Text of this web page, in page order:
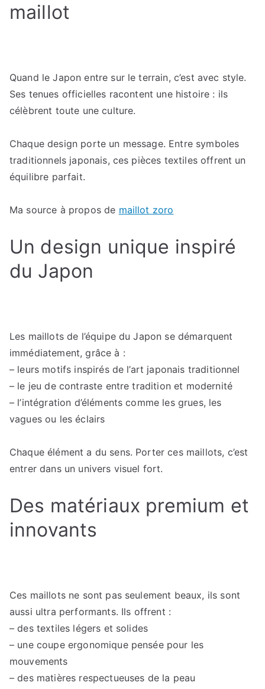
maillot
Quand le Japon entre sur le terrain, c’est avec style.
Ses tenues officielles racontent une histoire : ils
célèbrent toute une culture.
Chaque design porte un message. Entre symboles
traditionnels japonais, ces pièces textiles offrent un
équilibre parfait.
Ma source à propos de maillot zoro
Un design unique inspiré
du Japon
Les maillots de l’équipe du Japon se démarquent
immédiatement, grâce à :
– leurs motifs inspirés de l’art japonais traditionnel
– le jeu de contraste entre tradition et modernité
– l’intégration d’éléments comme les grues, les
vagues ou les éclairs
Chaque élément a du sens. Porter ces maillots, c’est
entrer dans un univers visuel fort.
Des matériaux premium et
innovants
Ces maillots ne sont pas seulement beaux, ils sont
aussi ultra performants. Ils offrent :
– des textiles légers et solides
– une coupe ergonomique pensée pour les
mouvements
– des matières respectueuses de la peau